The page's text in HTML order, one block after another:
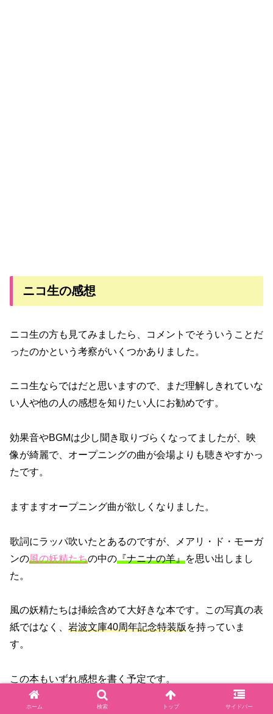
ニコ生の感想
ニコ生の方も見てみましたら、コメントでそういうことだ
ったのかという考察がいくつかありました。
ニコ生ならではだと思いますので、まだ理解しきれていな
い人や他の人の感想を知りたい人にお勧めです。
効果音やBGMは少し聞き取りづらくなってましたが、映
像が綺麗で、オープニングの曲が会場よりも聴きやすかっ
たです。
ますますオープニング曲が欲しくなりました。
歌詞にラッパ吹いたとあるのですが、メアリ・ド・モーガ
ンの風の妖精たちの中の『ナニナの羊』を思い出しまし
た。
風の妖精たちは挿絵含めて大好きな本です。この写真の表
紙ではなく、 岩波文庫40周年記念特装版を持っていま
す。
この本もいずれ感想を書く予定です。
→2023.1.5 やっと書きました！
記事はこちら
ホーム 検索 トップ サイドバー